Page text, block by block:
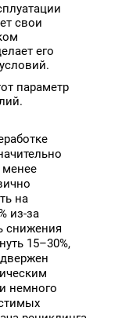
свои
его
параметр
менее
на
из-за
снижения
15–30%,
немного